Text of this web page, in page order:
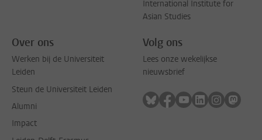
International Institute for
Asian Studies
Over ons
Werken bij de Universiteit
Leiden
Steun de Universiteit Leiden
Alumni
Impact
Volg ons
Lees onze wekelijkse
nieuwsbrief
Volg ons op bluesky
Volg ons op facebook
Volg ons op
Volg ons op
Volg ons
Volg